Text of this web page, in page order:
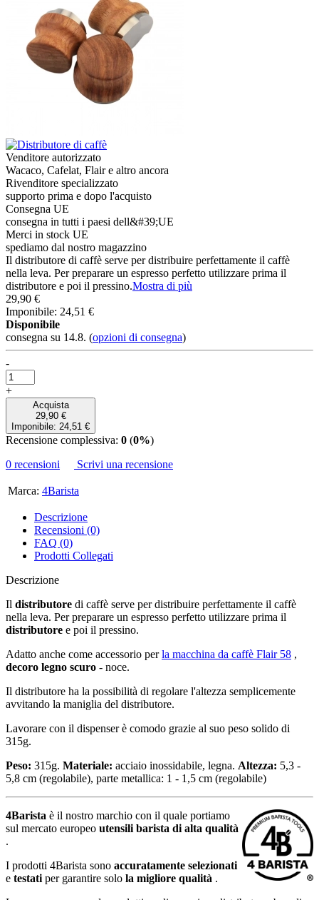
Venditore autorizzato
Wacaco, Cafelat, Flair e altro ancora
Rivenditore specializzato
supporto prima e dopo l'acquisto
Consegna UE
consegna in tutti i paesi dell&#39;UE
Merci in stock UE
spediamo dal nostro magazzino
Il distributore di caffè serve per distribuire perfettamente il caffè
nella leva. Per preparare un espresso perfetto utilizzare prima il
distributore e poi il pressino.Mostra di più
29,90 €
Imponibile: 24,51 €
Disponibile
consegna su 14.8. (opzioni di consegna)
-
+
Acquista
29,90 €
Imponibile: 24,51 €
Recensione complessiva: 0 (0%)
0 recensioni
Scrivi una recensione
Marca: 4Barista
Descrizione
Recensioni (0)
FAQ (0)
Prodotti Collegati
Descrizione
Il distributore di caffè serve per distribuire perfettamente il caffè
nella leva. Per preparare un espresso perfetto utilizzare prima il
distributore e poi il pressino.
Adatto anche come accessorio perla macchina da caffè Flair 58 ,
decoro legno scuro - noce.
Il distributore ha la possibilità di regolare l'altezza semplicemente
avvitando la maniglia del distributore.
Lavorare con il dispenser è comodo grazie al suo peso solido di
315g.
Peso: 315g. Materiale: acciaio inossidabile, legna. Altezza: 5,3 -
5,8 cm (regolabile), parte metallica: 1 - 1,5 cm (regolabile)
4Barista è il nostro marchio con il quale portiamo
sul mercato europeo utensili barista di alta qualità
.
I prodotti 4Barista sono accuratamente selezionati
e testati per garantire solo la migliore qualità .